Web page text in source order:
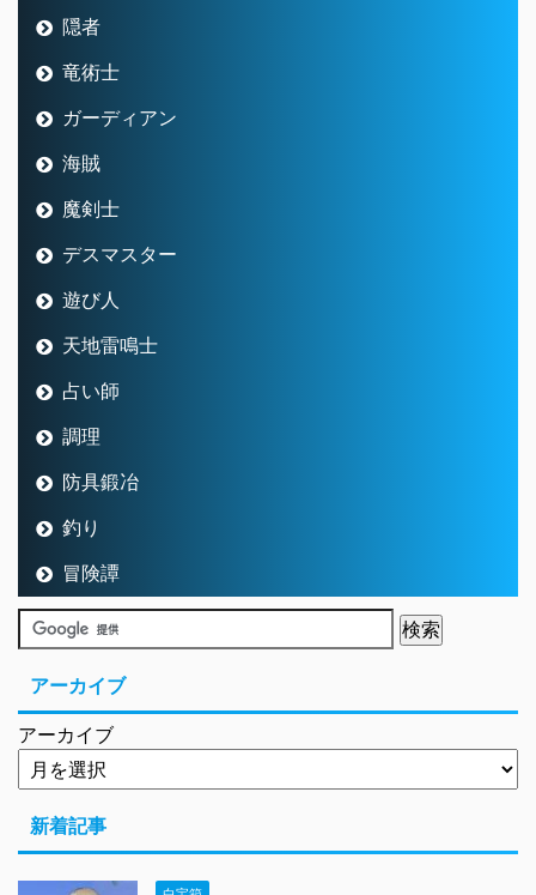
隠者
竜術士
ガーディアン
海賊
魔剣士
デスマスター
遊び人
天地雷鳴士
占い師
調理
防具鍛冶
釣り
冒険譚
アーカイブ
アーカイブ
新着記事